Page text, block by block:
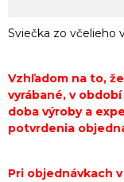
Sviečka zo včelieho
Vzhľadom na to,
vyrábané, v
doba výroby a
potvrdenia
Pri objednávkach